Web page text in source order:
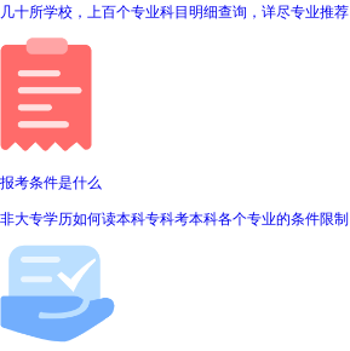
几十所学校，上百个专业科目明细查询，详尽专业推荐
报考条件是什么
非大专学历如何读本科专科考本科各个专业的条件限制